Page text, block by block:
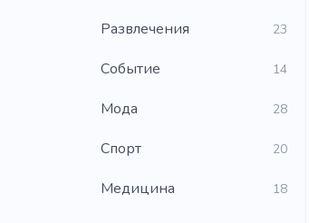
Развлечения 23
Событие 14
Мода 28
Cпорт 20
Медицина 18